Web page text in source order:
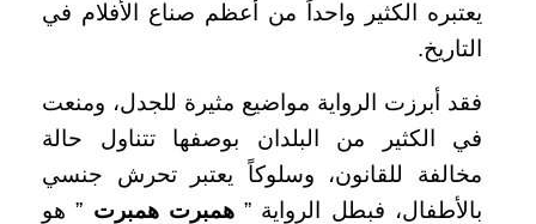
يعتبره الكثير واحداً من أعظم صناع الأفلام في
التاريخ.
فقد أبرزت الرواية مواضيع مثيرة للجدل، ومنعت
في الكثير من البلدان بوصفها تتناول حالة
مخالفة للقانون، وسلوكاً يعتبر تحرش جنسي
بالأطفال، فبطل الرواية ”همبرت همبرت ” هو